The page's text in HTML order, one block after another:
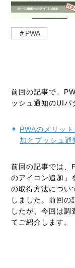
＃PWA
前回の記事で、
ッシュ通知のUIパ
PWAのメリッ
加とプッシュ通
前回の記事では、
のアイコン追加」
の取得方法につい
しました。前回の
したが、今回は
てご紹介します。